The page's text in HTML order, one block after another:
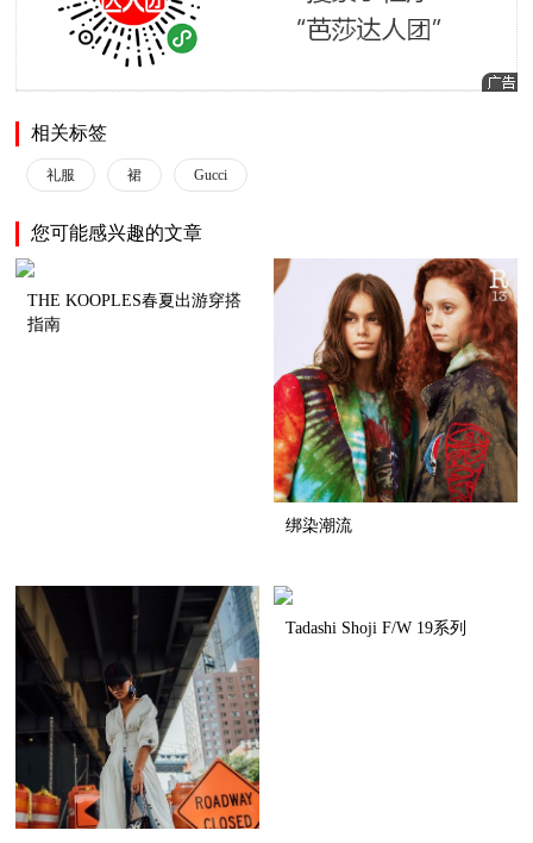
相关标签
礼服 裙 Gucci
您可能感兴趣的文章
THE KOOPLES春夏出游穿搭
指南
绑染潮流
Tadashi Shoji F/W 19系列